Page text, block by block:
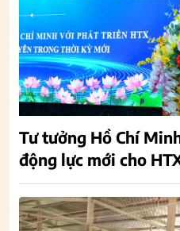
Tư tưởng Hồ Chí
động lực mới cho